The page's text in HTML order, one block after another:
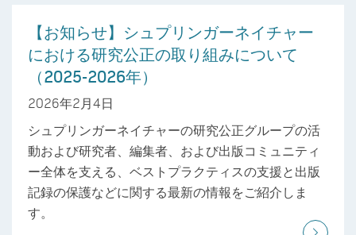
【お知らせ】シュプリンガーネイチャー
における研究公正の取り組みについて
（2025-2026年）
2026年2月4日
シュプリンガーネイチャーの研究公正グループの活
動および研究者、編集者、および出版コミュニティ
ー全体を支える、ベストプラクティスの支援と出版
記録の保護などに関する最新の情報をご紹介しま
す。